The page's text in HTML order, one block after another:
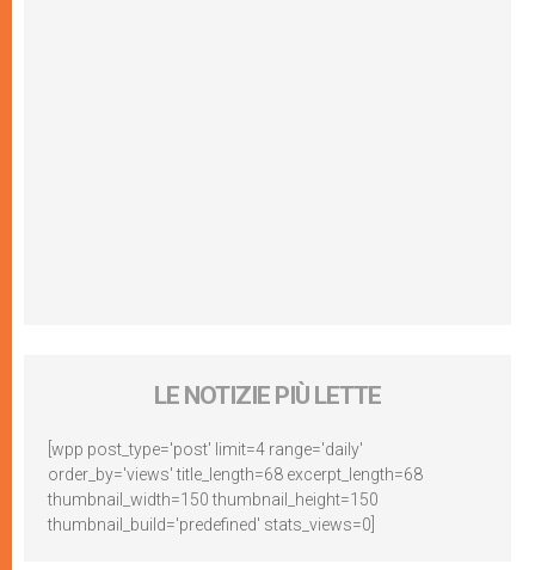
LE NOTIZIE PIÙ LETTE
[wpp post_type='post' limit=4 range='daily'
order_by='views' title_length=68 excerpt_length=68
thumbnail_width=150 thumbnail_height=150
thumbnail_build='predefined' stats_views=0]